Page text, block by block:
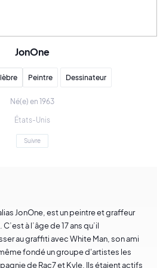
JonOne
Peintre Dessinateur
Né(e) en 1963
États-Unis
Suivre
JonOne, est un peintre et graffeur
à l’âge de 17 ans qu’il
au graffiti avec White Man, son ami
fondé un groupe d'artistes les
de Rac7 et Kyle. Ils étaient actifs